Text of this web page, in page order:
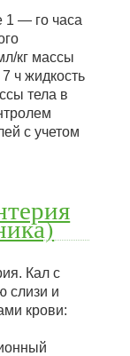
1 — го часа
кг массы
ч жидкость
тела в
с учетом
Кал с
слизи и
крови: